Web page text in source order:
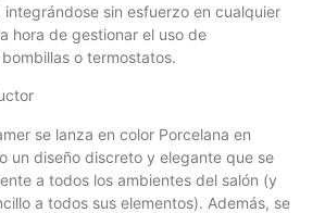
integrándose sin esfuerzo en cualquier
hora de gestionar el uso de
o termostatos.
se lanza en color Porcelana en
un diseño discreto y elegante que se
a todos los ambientes del salón (y
a todos sus elementos). Además, se